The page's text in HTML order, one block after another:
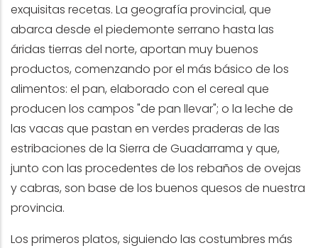
exquisitas recetas. La geografía provincial, que
abarca desde el piedemonte serrano hasta las
áridas tierras del norte, aportan muy buenos
productos, comenzando por el más básico de los
alimentos: el pan, elaborado con el cereal que
producen los campos "de pan llevar"; o la leche de
las vacas que pastan en verdes praderas de las
estribaciones de la Sierra de Guadarrama y que,
junto con las procedentes de los rebaños de ovejas
y cabras, son base de los buenos quesos de nuestra
provincia.
Los primeros platos, siguiendo las costumbres más